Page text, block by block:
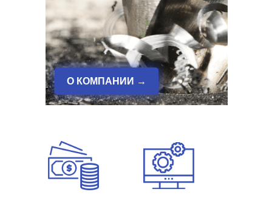
О КОМПАНИИ →